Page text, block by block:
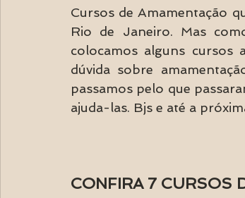
Cursos de Amamentação
Rio de Janeiro. Mas
colocamos alguns cursos
dúvida sobre
passamos pelo que
ajuda-las. Bjs e até a
CONFIRA 7 CURSOS